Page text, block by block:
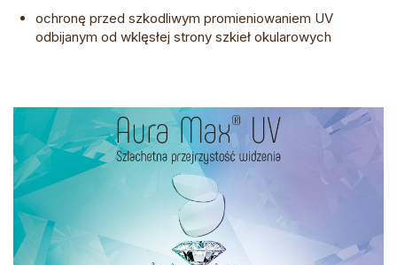
ochronę przed szkodliwym promieniowaniem UV
odbijanym od wklęsłej strony szkieł okularowych